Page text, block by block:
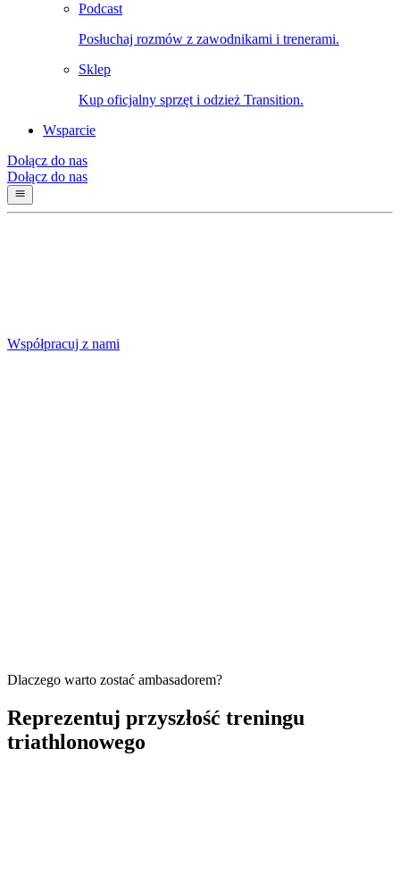
Podcast
Posłuchaj rozmów z zawodnikami i trenerami.
Sklep
Kup oficjalny sprzęt i odzież Transition.
Wsparcie
Dołącz do nas
Dołącz do nas
Współpracuj z nami
Dlaczego warto zostać ambasadorem?
Reprezentuj przyszłość treningu
triathlonowego